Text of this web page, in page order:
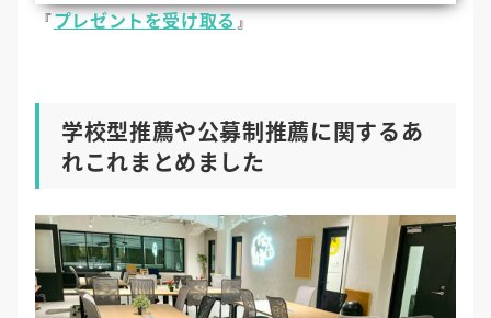
『プレゼントを受け取る』
学校型推薦や公募制推薦に関するあ
れこれまとめました